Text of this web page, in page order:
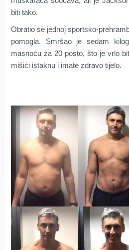
biti tako.
Obratio se jednoj sportsko-
pomogla. Smršao je sedam
masnoću za 20 posto, što je vrlo
mišići istaknu i imate zdravo tijelo.